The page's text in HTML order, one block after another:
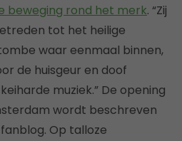
beweging rond het merk. “Zij
tot het heilige
waar eenmaal binnen,
de huisgeur en doof
muziek.” De opening
wordt beschreven
Op talloze